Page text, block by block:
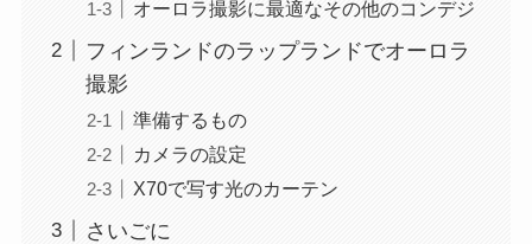
オーロラ撮影に最適なその他のコンデジ
フィンランドのラップランドでオーロラ
撮影
準備するもの
カメラの設定
X70で写す光のカーテン
さいごに